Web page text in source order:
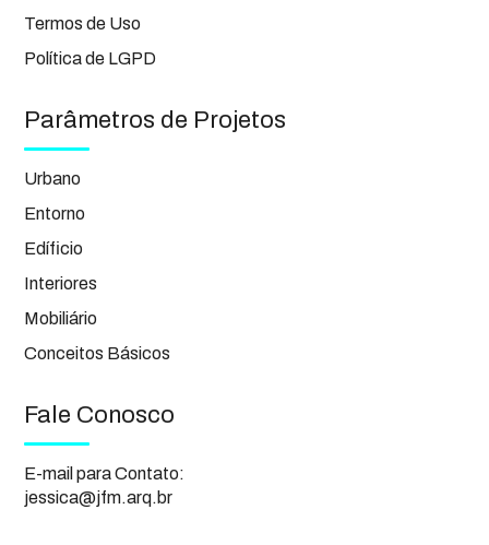
Termos de Uso
Política de LGPD
Parâmetros de Projetos
Urbano
Entorno
Edíficio
Interiores
Mobiliário
Conceitos Básicos
Fale Conosco
E-mail para Contato:
jessica@jfm.arq.br